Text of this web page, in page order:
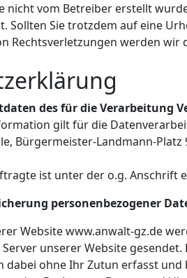
nicht vom Betreiber erstellt
Sollten Sie trotzdem auf eine
Rechtsverletzungen werden
des für die Verarbeitung
gilt für die
Bürgermeister-Landmann-Platz
ist unter der o.g. Anschrift
personenbezogener
Website www.anwalt-gz.de
unserer Website
ohne Ihr Zutun erfasst